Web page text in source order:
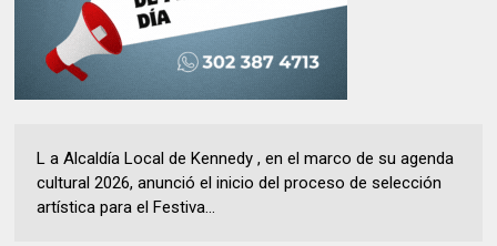
L a Alcaldía Local de Kennedy , en el marco de su agenda
cultural 2026, anunció el inicio del proceso de selección
artística para el Festiva...